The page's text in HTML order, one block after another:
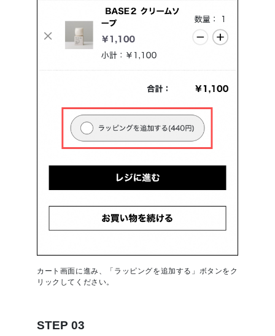
カート画面に進み、「ラッピングを追加する」ボタンをク
リックしてください。
STEP 03